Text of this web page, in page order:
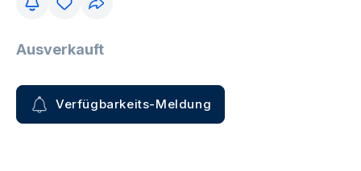
Ausverkauft
Verfügbarkeits-Meldung